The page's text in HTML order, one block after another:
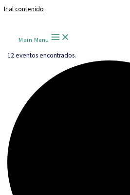
Ir al contenido
Main Menu
12 eventos encontrados.